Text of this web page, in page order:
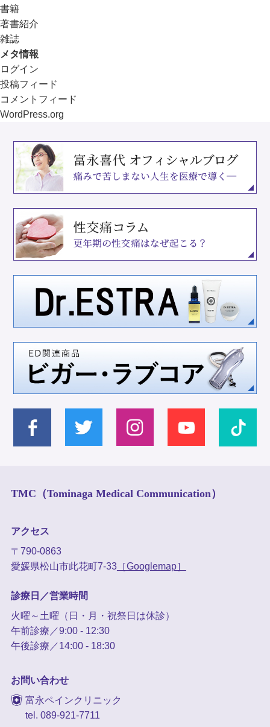
書籍
著書紹介
雑誌
メタ情報
ログイン
投稿フィード
コメントフィード
WordPress.org
TMC（Tominaga Medical Communication）
アクセス
〒790-0863
愛媛県松山市此花町7-33［Googlemap］
診療日／営業時間
火曜～土曜（日・月・祝祭日は休診）
午前診療／9:00 - 12:30
午後診療／14:00 - 18:30
お問い合わせ
富永ペインクリニック
tel. 089-921-7711